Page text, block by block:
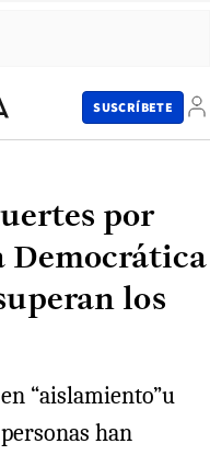
SUSCRÍBETE
por
Democrática
los
“aislamiento”u
han